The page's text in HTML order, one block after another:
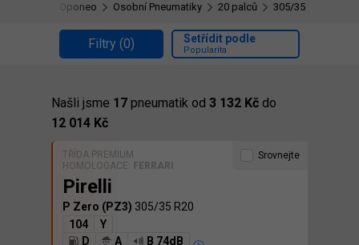
Oponeo Osobní Pneumatiky 20 palců 305/35 R20
Filtry (0)
Našli jsme 17 pneumatik od 3 132 Kč do
12 014 Kč
Setřídit podle
Popularita
TŘÍDA PREMIUM
HOMOLOGACE:
FERRARI
Pirelli
P Zero (PZ3) 305/35 R20
104
Y
D
A
B 74dB
Srovnejte